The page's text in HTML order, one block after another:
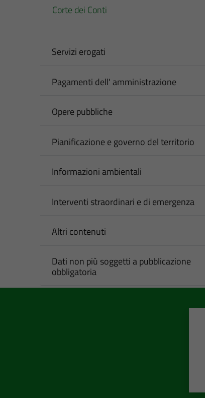
Corte dei Conti
Servizi erogati
Pagamenti dell' amministrazione
Opere pubbliche
Pianificazione e governo del territorio
Informazioni ambientali
Interventi straordinari e di emergenza
Altri contenuti
Dati non più soggetti a pubblicazione
obbligatoria